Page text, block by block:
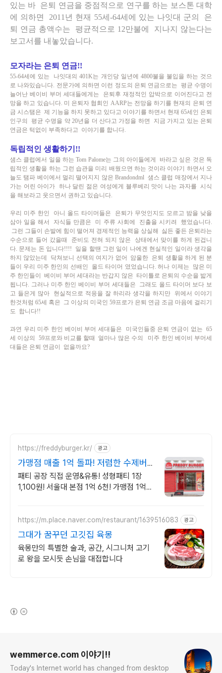
있는 바 은퇴 연금을 중점적으로 연구를 하는 보스톤 대학
에 의하면 2011년 현재 55세-64세에 있는 나잇대 군의 은
퇴 연금 총액수는 평균적으로 12만불에 지나지 않는다는
보고서를 내놓았습니다.
모자라는 은퇴 연금!!
55-64세에 있는 나잇대의 401K는 개인당 일년에 4800불을 불입을 하는 것으
로 나와있습니다. 전문가에 의하면 이런 정도의 은퇴 연금으로는 평균 수명이
늘어난 베이비 부머 세대들에게는 은퇴후 재정적인 압박으로 이어진다고 전
망을 하고 있습니다. 미 은퇴자 협회인 AARP는 전망을 하기를 현재의 은퇴 연
금 시스탬은 제 기능을 하지 못하고 있다고 이야기를 하면서 현재 65세인 은퇴
인구의 평균 수명을 약 20년을 더 산다고 가정을 하면 지금 가지고 있는 은퇴
연금은 턱없이 부족하다고 이야기를 합니다.
독립적인 생활하기!!
샘스 클럽에서 일을 하는Tom Palome는 그의 아이들에게 바라고 싶은 것은 독
립적인 생활을 하는 그런 습관을 미리 배웠으면 하는 것이라 이야기 하면서 오
늘도 탬파 베이에서 멀리 떨어지지 않은 Brandondml 샘스 클럽 매장에서 지나
가는 어린 아이가 하나 달린 젊은 여성에게 블루베리 맛이 나는 과자를 시식
을 해보라고 웃으면서 권하고 있습니다.
우리 미주 한인 아니 올드 타이머들은 은퇴가 무엇인지도 모르고 밤을 낮을
삼아 일을 해서 자식들 만큼은 미 주류 사회에 진출을 시키려 했었습니다.
그런 그들이 손발에 힘이 떨어져 경제적인 능력을 상실해 싫든 좋든 은퇴라는
수순으로 들어 갔을때 준비도 전혀 되지 않은 상태에서 맞이를 하게 된겁니
다. 문제는 돈 입니다!!!! 일을 할땐 그런 일이 나에겐 현실적인 일이라 생각을
하지 않았는데 닥쳐보니 선택의 여지가 없어 암울한 은퇴 생활을 하게 된 분
들이 우리 미주 한인의 선배인 올드 타이머 였었습니다. 허나 이제는 많은 미
주 한인들이 베이비 부머 세대라는 반갑지 않은 타이틀로 은퇴의 수순을 밟게
됩니다. 그러나 미주 한인 베이비 부머 세대들은 그래도 올드 타이머 보다 보
고 들은게 많아 현실적으로 적응을 잘 하리라 생각을 하지만 위에서 이야기
한것처럼 65세 혹은 그 이상의 미국인 59프로가 은퇴 연금 조금 마음에 걸리기
도 합니다!!
과연 우리 미주 한인 베이비 부머 세대들은 미국인들중 은퇴 연금이 없는 65
세 이상의 59프로와 비교를 할때 얼마나 많은 수의 미주 한인 베이비 부머세
대들은 은퇴 연금이 없을까요?
https://freddyburger.kr/ 광고
가맹점 매출 1억 돌파! 저렴한 수제버
거 창업 프레디
패티 공장 직접 운영&유통! 성형패티 1장
1,100원! 서울대 본점 1억 6천! 가맹점 1억
https://m.place.naver.com/restaurant/1639516083 광고
그대가 꿈꾸던 고깃집 육몽
육몽만의 특별한 술과, 공간, 시그니처 고기
로 왕을 모시듯 손님을 대접합니다
wemmerce.com 이야기!!
Today's Internet world has changed from desktop